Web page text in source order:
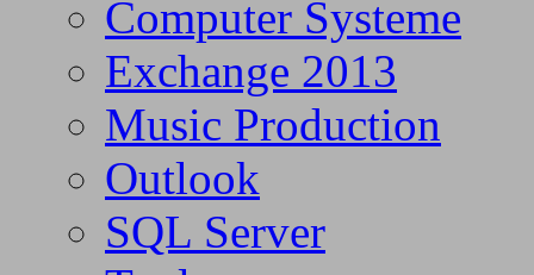
Computer Systeme
Exchange 2013
Music Production
Outlook
SQL Server